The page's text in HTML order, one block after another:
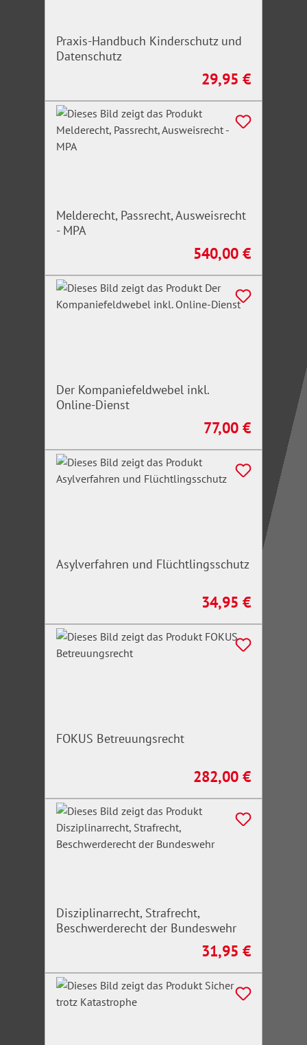
Praxis-Handbuch Kinderschutz und
Datenschutz
Regulärer Preis:
29,95 €
Melderecht, Passrecht, Ausweisrecht
- MPA
Regulärer Preis:
540,00 €
Der Kompaniefeldwebel inkl.
Online-Dienst
Regulärer Preis:
77,00 €
Asylverfahren und Flüchtlingsschutz
Regulärer Preis:
34,95 €
FOKUS Betreuungsrecht
Regulärer Preis:
282,00 €
Disziplinarrecht, Strafrecht,
Beschwerderecht der Bundeswehr
Regulärer Preis:
31,95 €